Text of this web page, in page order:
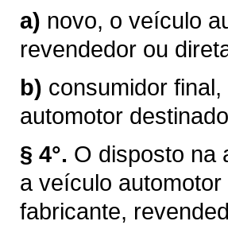
a) novo, o veículo
revendedor ou
b) consumidor
automotor
§ 4°. O disposto na
a veículo
fabricante,